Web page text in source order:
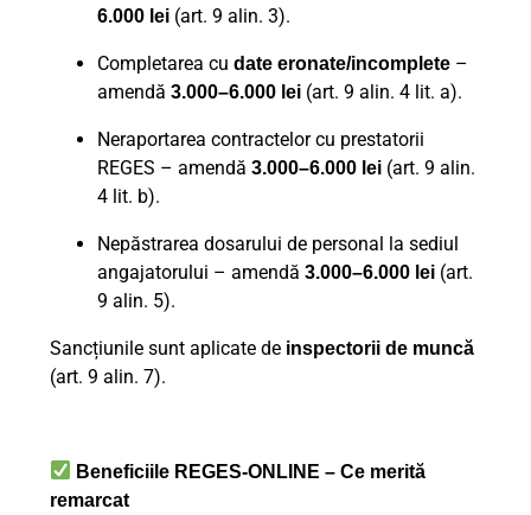
6.000 lei (art. 9 alin. 3).
Completarea cu date eronate/incomplete –
amendă 3.000–6.000 lei (art. 9 alin. 4 lit. a).
Neraportarea contractelor cu prestatorii
REGES – amendă 3.000–6.000 lei (art. 9 alin.
4 lit. b).
Nepăstrarea dosarului de personal la sediul
angajatorului – amendă 3.000–6.000 lei (art.
9 alin. 5).
Sancțiunile sunt aplicate de inspectorii de muncă
(art. 9 alin. 7).
Beneficiile REGES-ONLINE – Ce merită
remarcat